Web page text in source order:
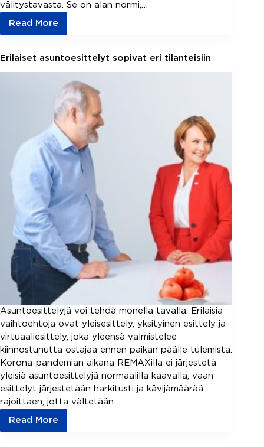
välitystavasta. Se on alan normi,…
Read More
ohjaa
kiinteistönvälittäjän
Erilaiset asuntoesittelyt sopivat eri tilanteisiin
Asuntoesittelyjä voi tehdä monella tavalla. Erilaisia
vaihtoehtoja ovat yleisesittely, yksityinen esittely ja
virtuaaliesittely, joka yleensä valmistelee
kiinnostunutta ostajaa ennen paikan päälle tulemista.
Korona-pandemian aikana REMAXilla ei järjestetä
yleisiä asuntoesittelyjä normaalilla kaavalla, vaan
esittelyt järjestetään harkitusti ja kävijämäärää
rajoittaen, jotta vältetään…
Read More